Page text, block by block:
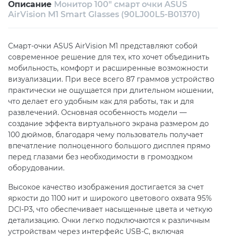
Собственный сервисный центр
Описание Монитор 100" смарт очки ASUS
AirVision M1 Smart Glasses (90LJ00L5-B01370)
Смарт-очки ASUS AirVision M1 представляют собой
современное решение для тех, кто хочет объединить
мобильность, комфорт и расширенные возможности
визуализации. При весе всего 87 граммов устройство
практически не ощущается при длительном ношении,
что делает его удобным как для работы, так и для
развлечений. Основная особенность модели —
создание эффекта виртуального экрана размером до
100 дюймов, благодаря чему пользователь получает
впечатление полноценного большого дисплея прямо
перед глазами без необходимости в громоздком
оборудовании.
Высокое качество изображения достигается за счет
яркости до 1100 нит и широкого цветового охвата 95%
DCI-P3, что обеспечивает насыщенные цвета и четкую
детализацию. Очки легко подключаются к различным
устройствам через интерфейс USB-C, включая